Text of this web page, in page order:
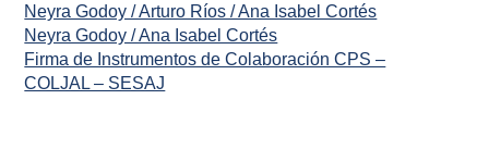
Neyra Godoy / Arturo Ríos / Ana Isabel Cortés
Neyra Godoy / Ana Isabel Cortés
Firma de Instrumentos de Colaboración CPS –
COLJAL – SESAJ